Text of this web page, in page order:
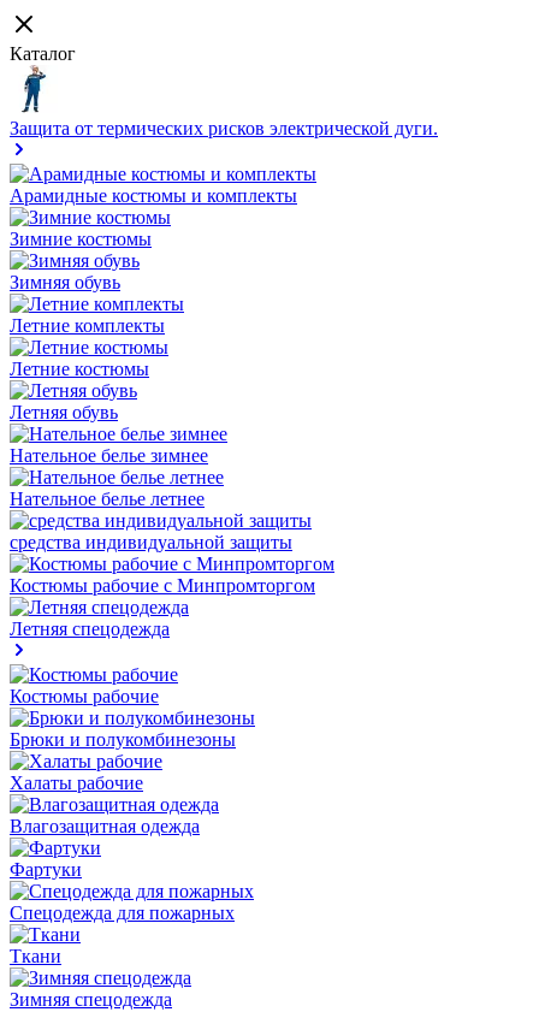
Каталог
Защита от термических рисков электрической дуги.
Арамидные костюмы и комплекты
Зимние костюмы
Зимняя обувь
Летние комплекты
Летние костюмы
Летняя обувь
Нательное белье зимнее
Нательное белье летнее
средства индивидуальной защиты
Костюмы рабочие с Минпромторгом
Летняя спецодежда
Костюмы рабочие
Брюки и полукомбинезоны
Халаты рабочие
Влагозащитная одежда
Фартуки
Спецодежда для пожарных
Ткани
Зимняя спецодежда